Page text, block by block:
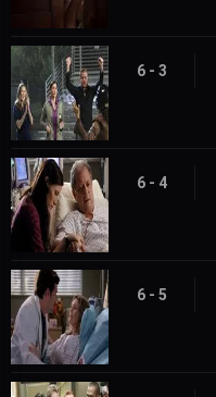
6 - 3
6 - 4
6 - 5